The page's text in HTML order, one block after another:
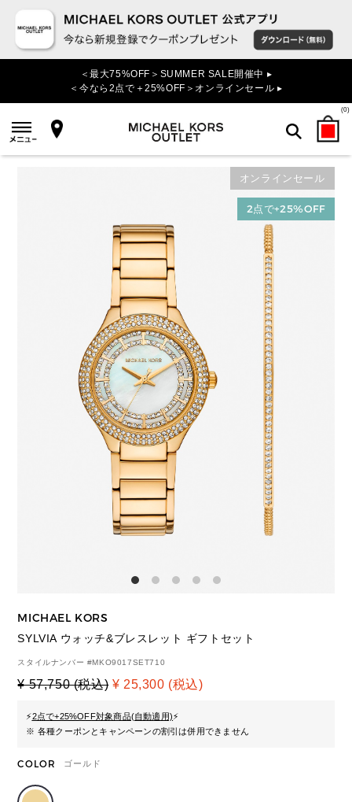
＜最大75%OFF＞SUMMER SALE開催中 ▸
＜今なら2点で＋25%OFF＞オンラインセール ▸
(0)
検索
オンラインセール
2点で+25%OFF
MICHAEL KORS
SYLVIA ウォッチ&ブレスレット ギフトセット
スタイルナンバー #MKO9017SET710
¥ 57,750 (税込) ¥ 25,300 (税込)
⚡2点で+25%OFF対象商品(自動適用)⚡
※ 各種クーポンとキャンペーンの割引は併用できません
COLOR ゴールド